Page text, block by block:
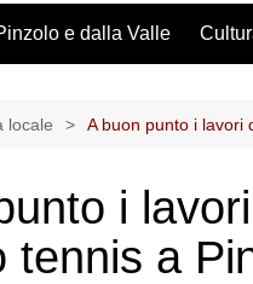
e dalla Valle
locale A buon punto i lavori
i
tennis a